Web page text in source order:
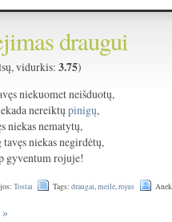
draugui
vidurkis:3.75)
niekuomet neišduotų,
nereiktųpinigų,
niekas nematytų,
niekas negirdėtų,
gyventum rojuje!
Tostai Tags:draugai,meilė,rojus